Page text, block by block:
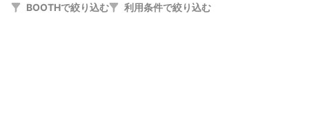
BOOTHで絞り込む 利用条件で絞り込む